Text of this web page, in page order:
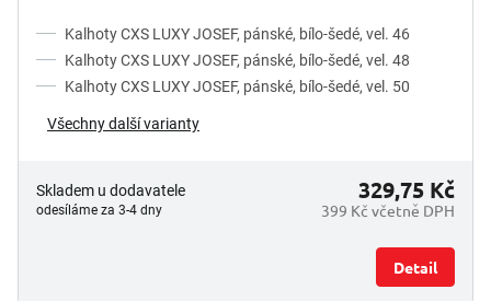
Kalhoty CXS LUXY JOSEF, pánské, bílo-šedé, vel. 46
Kalhoty CXS LUXY JOSEF, pánské, bílo-šedé, vel. 48
Kalhoty CXS LUXY JOSEF, pánské, bílo-šedé, vel. 50
Všechny další varianty
Skladem u dodavatele
odesíláme za 3-4 dny 399 Kč včetně DPH
329,75 Kč
Detail